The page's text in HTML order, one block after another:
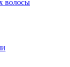
волосы